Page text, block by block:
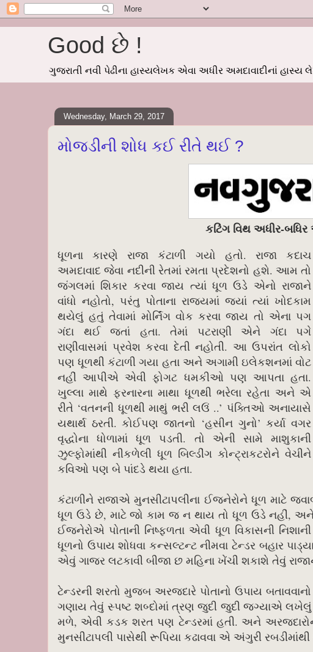
Good છે !
ગુજરાતી નવી પેઢીના હાસ્યલેખક એવા અધીર અમદાવાદીનાં હાસ્ય
Wednesday, March 29, 2017
મોજડીની શોધ કઈ રીતે થઈ ?
કટિંગ વિથ અધીર-
ધૂળના કારણે રાજા કંટાળી ગયો હતો. રાજા કદાચ
અમદાવાદ જેવા નદીની રેતમાં રમતા પ્રદેશનો હશે. આમ તો
જંગલમાં શિકાર કરવા જાય ત્યાં ધૂળ ઉડે એનો રાજાને
વાંધો નહોતો, પરંતુ પોતાના રાજ્યમાં જ્યાં ત્યાં ખોદકામ
થયેલું હતું તેવામાં મોર્નિંગ વોક કરવા જાય તો એના પગ
ગંદા થઈ જતાં હતા. તેમાં પટરાણી એને ગંદા પગે
રાણીવાસમાં પ્રવેશ કરવા દેતી નહોતી. આ ઉપરાંત લોકો
પણ ધૂળથી કંટાળી ગયા હતા અને અગામી ઇલેકશનમાં વોટ
નહીં આપીએ એવી ફોગટ ધમકીઓ પણ આપતા હતા.
ખુલ્લા માથે ફરનારના માથા ધૂળથી ભરેલા રહેતા અને એ
રીતે ‘વતનની ધૂળથી માથું ભરી લઉં ..’ પંક્તિઓ અનાયાસે
યથાર્થ ઠરતી. કોઈપણ જાતનો ‘હસીન ગુનો’ કર્યા વગર
વૃદ્ધોના ધોળામાં ધૂળ પડતી. તો એની સામે માશુકાની
ઝુલ્ફોમાંથી નીકળેલી ધૂળ બિલ્ડીંગ કોન્ટ્રાકટરોને વેચીને
કવિઓ પણ બે પાંદડે થયા હતા.
કંટાળીને રાજાએ મુનસીટાપલીના ઈજનેરોને ધૂળ માટે
ધૂળ ઉડે છે, માટે જો કામ જ ન થાય તો ધૂળ ઉડે નહીં,
ઈજનેરોએ પોતાની નિષ્ફળતા એવી ધૂળ વિકાસની
ધૂળનો ઉપાય શોધવા કન્સલ્ટન્ટ નીમવા ટેન્ડર બહાર
એવું ગાજર લટકાવી બીજા છ મહિના ખેંચી શકાશે તેવું
ટેન્ડરની શરતો મુજબ અરજદારે પોતાનો ઉપાય
ગણાય તેવું સ્પષ્ટ શબ્દોમાં ત્રણ જુદી જુદી જગ્યાએ
મળે, એવી કડક શરત પણ ટેન્ડરમાં હતી. અને
મુનસીટાપલી પાસેથી રૂપિયા કઢાવવા એ અંગુરી